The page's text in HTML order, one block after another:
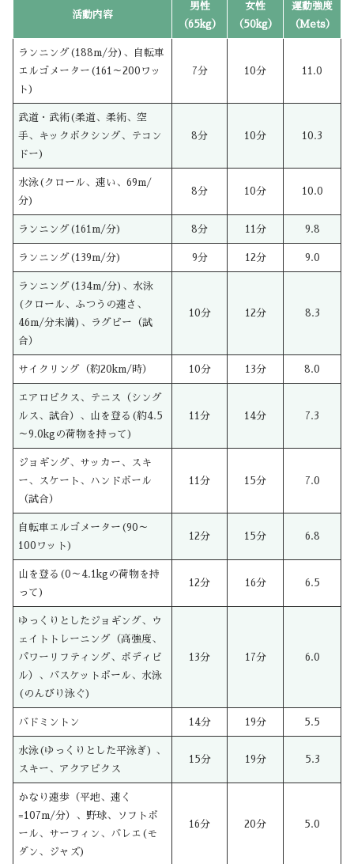
活動内容
男性
（65kg）
女性
（50kg）
運動強度
（Mets）
ランニング(188m/分)、自転車
エルゴメーター(161～200ワッ
ト)
7分 10分 11.0
武道・武術(柔道、柔術、空
手、キックボクシング、テコン
ドー)
8分 10分 10.3
水泳(クロール、速い、69m/
分)
8分 10分 10.0
ランニング(161m/分) 8分 11分 9.8
ランニング(139m/分) 9分 12分 9.0
ランニング(134m/分)、水泳
(クロール、ふつうの速さ、
46m/分未満)、ラグビー（試
合）
10分 12分 8.3
サイクリング（約20km/時） 10分 13分 8.0
エアロビクス、テニス（シング
ルス、試合）、山を登る(約4.5
～9.0kgの荷物を持って)
11分 14分 7.3
ジョギング、サッカー、スキ
ー、スケート、ハンドボール
（試合）
11分 15分 7.0
自転車エルゴメーター(90～
100ワット)
12分 15分 6.8
山を登る(0～4.1kgの荷物を持
って)
12分 16分 6.5
ゆっくりとしたジョギング、ウ
ェイトトレーニング（高強度、
パワーリフティング、ボディビ
ル）、バスケットボール、水泳
(のんびり泳ぐ)
13分 17分 6.0
バドミントン 14分 19分 5.5
水泳(ゆっくりとした平泳ぎ) 、
スキー、アクアビクス
15分 19分 5.3
かなり速歩（平地、速く
=107m/分）、野球、ソフトボ
ール、サーフィン、バレエ(モ
ダン、ジャズ)
16分 20分 5.0